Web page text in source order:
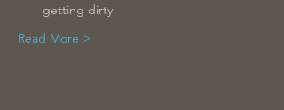
getting dirty
Read More >